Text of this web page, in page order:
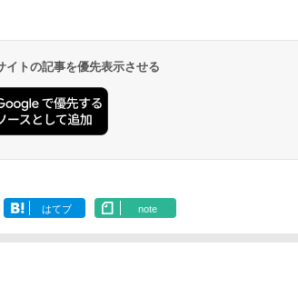
トの記事を優先表示させる
はてブ note